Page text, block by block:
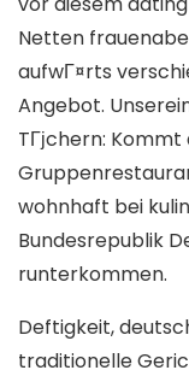
Netten
aufwГ¤rts
Angebot.
TГјchern:
wohnhaft bei
Bundesrepublik
runterkommen.
Deftigkeit,
traditionelle